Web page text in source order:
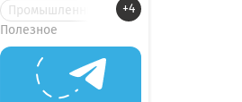
Промышленные новости
+4
Полезное